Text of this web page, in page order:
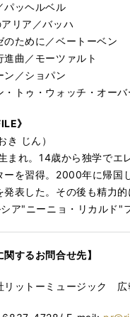
パッヘルベル
リア／バッハ
のために／ベートーベン
進曲／モーツァルト
ン／ショパン
・トゥ・ウォッチ・オー
》
き じん）
まれ。14歳から独学でエ
ーを習得。2000年に帰国
発表した。その後も精力
ア"ニーニョ・リカルド"
関するお問合せ先】
リットーミュージック 広